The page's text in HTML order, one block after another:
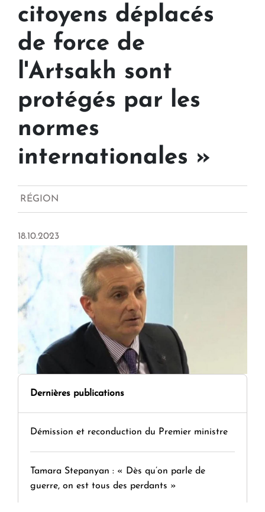
citoyens déplacés
de force de
l'Artsakh sont
protégés par les
normes
internationales »
RÉGION
18.10.2023
Dernières publications
Démission et reconduction du Premier ministre
Tamara Stepanyan : « Dès qu’on parle de
guerre, on est tous des perdants »